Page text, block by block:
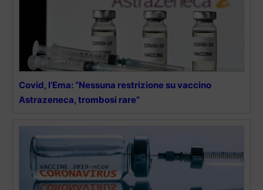
Covid, l’Ema: “Nessuna restrizione su vaccino
Astrazeneca, trombosi rare”